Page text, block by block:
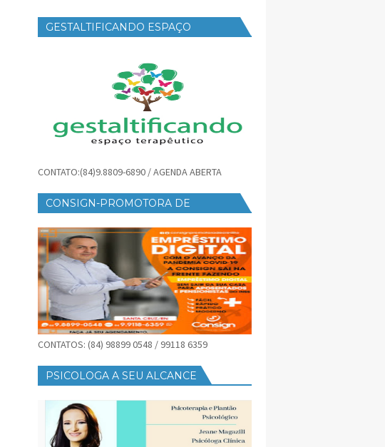
GESTALTIFICANDO ESPAÇO
CONTATO:(84)9.8809-6890 / AGENDA ABERTA
CONSIGN-PROMOTORA DE
CONTATOS: (84) 98899 0548 / 99118 6359
PSICOLOGA A SEU ALCANCE